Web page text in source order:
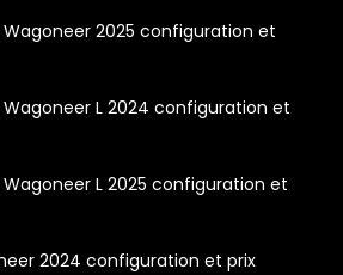
2025 configuration et
L 2024 configuration et
L 2025 configuration et
2024 configuration et prix